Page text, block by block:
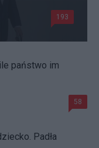
193
państwo im
58
Padła